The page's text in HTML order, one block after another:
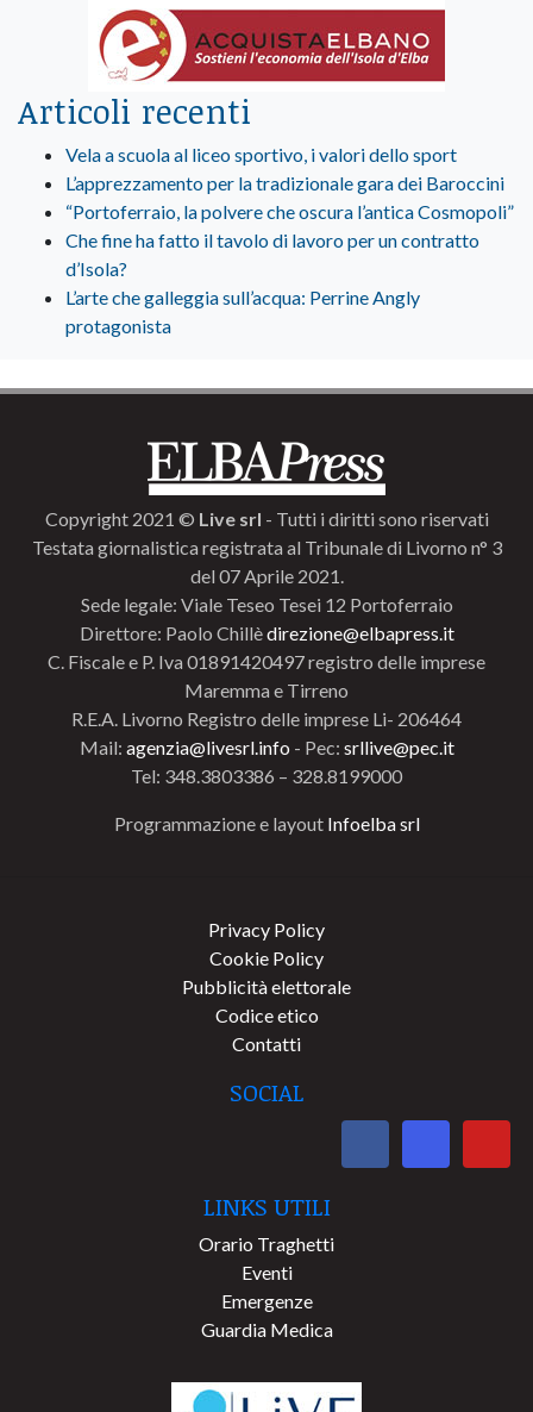
Articoli recenti
Vela a scuola al liceo sportivo, i valori dello sport
L’apprezzamento per la tradizionale gara dei Baroccini
“Portoferraio, la polvere che oscura l’antica Cosmopoli”
Che fine ha fatto il tavolo di lavoro per un contratto
d’Isola?
L’arte che galleggia sull’acqua: Perrine Angly
protagonista
Copyright 2021 © Live srl - Tutti i diritti sono riservati
Testata giornalistica registrata al Tribunale di Livorno n° 3
del 07 Aprile 2021.
Sede legale: Viale Teseo Tesei 12 Portoferraio
Direttore: Paolo Chillèdirezione@elbapress.it
C. Fiscale e P. Iva 01891420497 registro delle imprese
Maremma e Tirreno
R.E.A. Livorno Registro delle imprese Li- 206464
Mail: agenzia@livesrl.info - Pec: srllive@pec.it
Tel: 348.3803386 – 328.8199000
Programmazione e layout Infoelba srl
Privacy Policy
Cookie Policy
Pubblicità elettorale
Codice etico
Contatti
SOCIAL
LINKS UTILI
Orario Traghetti
Eventi
Emergenze
Guardia Medica